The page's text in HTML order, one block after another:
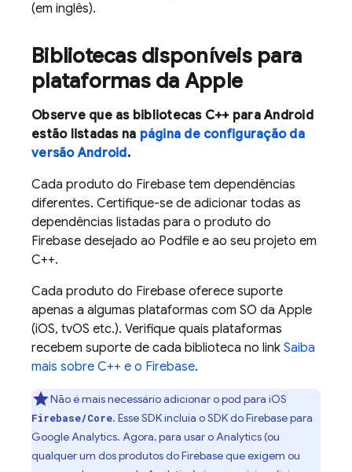
(em inglês).
Bibliotecas disponíveis para
plataformas da Apple
Observe que as bibliotecas C++ para Android
estão listadas na página de configuração da
versão Android.
Cada produto do Firebase tem dependências
diferentes. Certifique-se de adicionar todas as
dependências listadas para o produto do
Firebase desejado ao Podfile e ao seu projeto em
C++.
Cada produto do Firebase oferece suporte
apenas a algumas plataformas com SO da Apple
(iOS, tvOS etc.). Verifique quais plataformas
recebem suporte de cada biblioteca no link Saiba
mais sobre C++ e o Firebase.
Não é mais necessário adicionar o pod para iOS
Firebase/Core. Esse SDK incluía o SDK do Firebase para
Google Analytics. Agora, para usar oAnalytics(ou
qualquer um dos produtos do Firebase que exigem ou